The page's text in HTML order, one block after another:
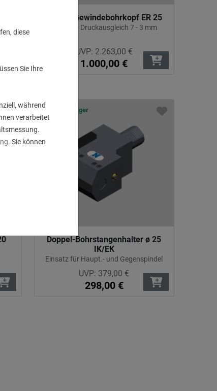
diese
Sie Ihre
während
verarbeitet
. Sie können
Winkel-Gewindebohrkopf ER 25
mit Zug - Druckausgleich 7 - 3 mm
UVP: 2.263,00 €
1.000,00 €
1 Stk. auf Lager
Doppel-Bohrstangenhalter ø 25
IK/EK
Einsatz für Haupt.- und Gegenspindel
UVP: 379,00 €
298,00 €